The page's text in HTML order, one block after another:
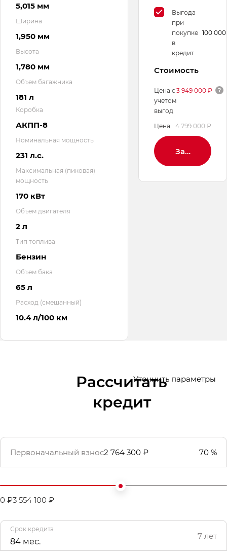
5,015 мм
Ширина
1,950 мм
Высота
1,780 мм
Объем багажника
181 л
Коробка
АКПП-8
Номинальная мощность
231 л.с.
Максимальная (пиковая)
мощность
170 кВт
Объем двигателя
2 л
Тип топлива
Бензин
Объем бака
65 л
Расход (смешанный)
10.4 л/100 км
Выгода
при
покупке
в
кредит
100
Стоимость
Цена с
учетом
выгод
3 949 000 ₽
Цена 4 799 000 ₽
Рассчитать
кредит
Уточнить параметры
Первоначальный взнос2 764 300 ₽ 70 %
0 ₽3 554 100 ₽
Срок кредита
84 мес. 7 лет